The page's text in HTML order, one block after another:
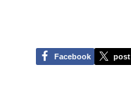
Facebook post